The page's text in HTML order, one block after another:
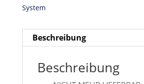
System
Beschreibung
Beschreibung